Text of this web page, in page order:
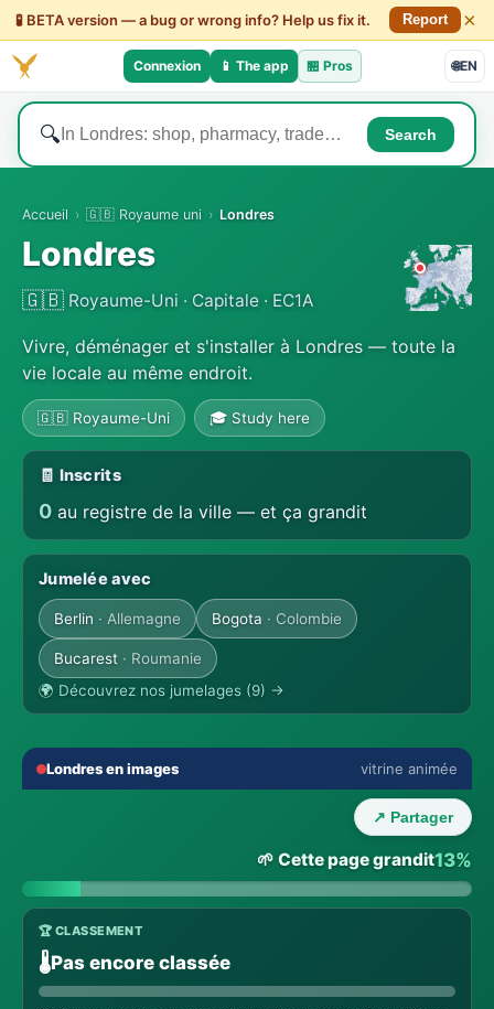
🧪 BETA version — a bug or wrong info? Help us fix it. Report ×
Connexion 📱 The app 🏪 Pros 🌐EN
🔍 Search
Accueil › 🇬🇧 Royaume uni › Londres
Londres
🇬🇧 Royaume-Uni · Capitale · EC1A
Vivre, déménager et s'installer à Londres — toute la
vie locale au même endroit.
🇬🇧 Royaume-Uni 🎓 Study here
🧾 Inscrits
0 au registre de la ville — et ça grandit
Jumelée avec
Berlin · Allemagne Bogota · Colombie
Bucarest · Roumanie
🌍 Découvrez nos jumelages (9) →
Londres en images vitrine animée
💬 THE TOWN LOUNGE
Everyone in their language · auto translation →
‹ ›
🔇 ⛶
↗ Partager
🌱 Cette page grandit13%
🏆 CLASSEMENT
🌡️Pas encore classée